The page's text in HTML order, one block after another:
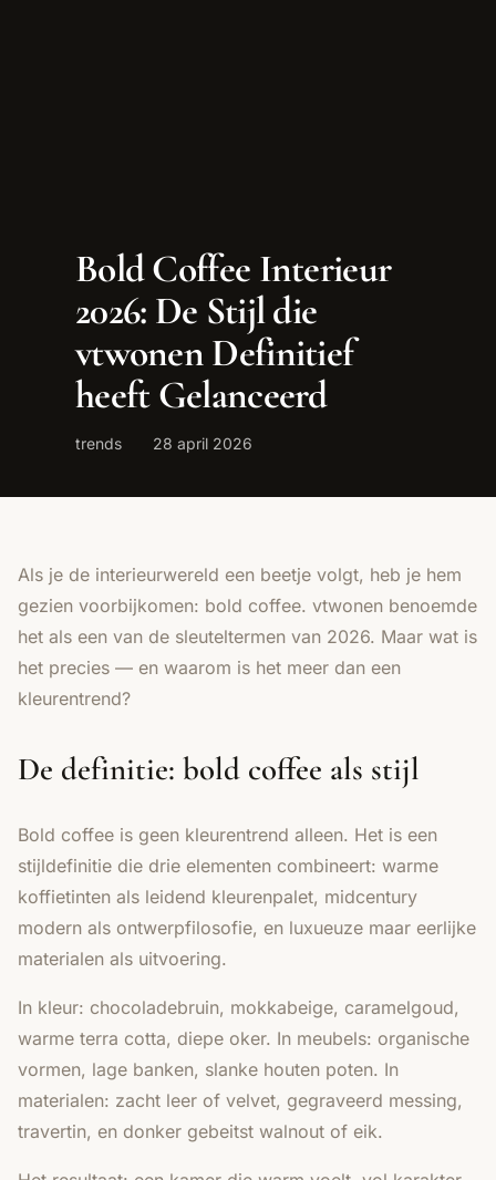
Bold Coffee Interieur
2026: De Stijl die
vtwonen Definitief
heeft Gelanceerd
trends 28 april 2026
Als je de interieurwereld een beetje volgt, heb je hem
gezien voorbijkomen: bold coffee. vtwonen benoemde
het als een van de sleuteltermen van 2026. Maar wat is
het precies — en waarom is het meer dan een
kleurentrend?
De definitie: bold coffee als stijl
Bold coffee is geen kleurentrend alleen. Het is een
stijldefinitie die drie elementen combineert: warme
koffietinten als leidend kleurenpalet, midcentury
modern als ontwerpfilosofie, en luxueuze maar eerlijke
materialen als uitvoering.
In kleur: chocoladebruin, mokkabeige, caramelgoud,
warme terra cotta, diepe oker. In meubels: organische
vormen, lage banken, slanke houten poten. In
materialen: zacht leer of velvet, gegraveerd messing,
travertin, en donker gebeitst walnout of eik.